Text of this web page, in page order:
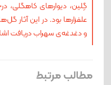
گِلین، دیوارهای کاهگلی،
علفزارها بود. در این
و دغدغه‌ی سهراب دریافت
مطالب مرتبط